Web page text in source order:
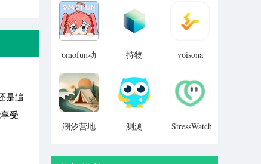
是追
受
官方链接
苹果版
v1.0
版 v7.2.9
omofun动
iosv3.0.0
最新版
v3.0.0
持物
voisona
潮汐营地
测测
StressWatch